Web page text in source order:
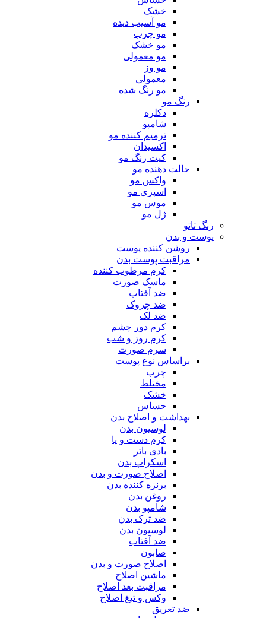
خشک
مو آسیب دیده
مو چرب
مو خشک
مو معمولی
مو وز
معمولی
مو رنگ شده
رنگ مو
دکلره
شامپو
ترمیم کننده مو
اکسیدان
کیت رنگ مو
حالت دهنده مو
واکس مو
اسپری مو
موس مو
ژل مو
رنگ تاتو
پوست و بدن
روشن کننده پوست
مراقبت پوست بدن
کرم مرطوب کننده
ماسک صورت
ضد آفتاب
ضد چروک
ضد لک
کرم دور چشم
کرم روز و شب
سرم صورت
براساس نوع پوست
چرب
مختلط
خشک
حساس
بهداشت و اصلاح بدن
لوسیون بدن
کرم دست و پا
بادی باتر
اسکراپ بدن
اصلاح صورت و بدن
برنزه کننده بدن
روغن بدن
شامپو بدن
ضد ترک بدن
لوسیون بدن
ضد آفتاب
صابون
اصلاح صورت و بدن
ماشین اصلاح
مراقبت بعد اصلاح
وکس و تیغ اصلاح
ضد تعریق